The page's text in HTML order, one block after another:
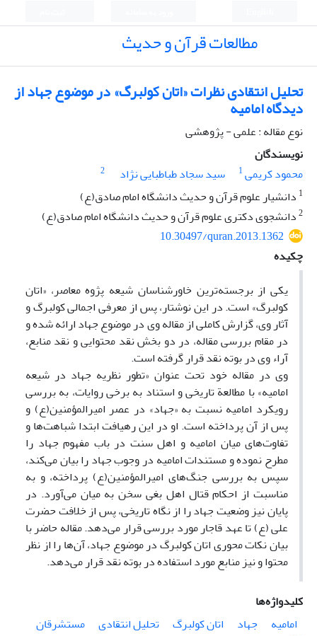
مطالعات قرآن و حدیث
تحلیل انتقادی نظرات «اتان کولبرگ» در موضوع جهاد از
دیدگاه امامیه
نوع مقاله : علمی - پژوهشی
نویسندگان
محمود کریمی1 سید سجاد طباطبایی نژاد
2
1 دانشیار علوم قرآن و حدیث دانشگاه امام صادق(ع)‏
2دانشجوی دکتری علوم قرآن و حدیث دانشگاه امام صادق(ع)‏
10.30497/quran.2013.1362
چکیده
یکی از برجسته‌ترین خاورشناسان شیعه پژوه معاصر، «اتان
کولبرگ» است. در این نوشتار، پس از معرفی اجمالی کولبرگ و
آثار وی، گزارش کاملی از مقاله وی در موضوع جهاد ارائه شده و
در مقام بررسی مقاله، در دو بخش نقد محتوایی و نقد منابع،
آراء وی در بوته نقد قرار گرفته است.
وی در مقاله خود تحت عنوان «تطور نظریه جهاد در شیعه
امامیه» با مطالعة تاریخی و استناد به برخی روایات، به بررسی
رویکرد امامیه نسبت به «جهاد» در عصر امیرالمؤمنین(ع) و
پس از آن پرداخته است. او در این رهیافت ابتدا شباهت‌ها و
تفاوت‌های میان امامیه و اهل سنت در باب مفهوم جهاد را
مطرح نموده و مستندات امامیه در وجوب جهاد را بیان می‌کند،
سپس به بررسی جنگ‌های امیرالمؤمنین(ع) پرداخته، و به
مناسبت از احکام قتال اهل بغی سخن به میان می‌آورد. در
پایان نیز وضعیت جهاد را از نگاه تاریخی، پس از خلافت حضرت
علی (ع) تا عهد قاجار مورد بررسی قرار می‌دهد. مقاله حاضر با
بیان نکات محوری اتان کولبرگ در موضوع جهاد، آن‌ها را از نظر
محتوا و نیز منابع مورد استفاده در بوته نقد قرار می‌دهد.
کلیدواژه‌ها
امامیه
جهاد اتان کولبرگ تحلیل انتقادی
مستشرقان